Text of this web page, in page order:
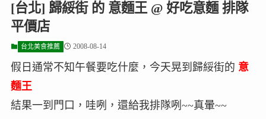
[台北] 歸綏街 的 意麵王 @ 好吃意麵 排隊
平價店
台北美食推薦 2008-08-14
假日通常不知午餐要吃什麼，今天晃到歸綏街的 意
麵王
結果一到門口，哇咧，還給我排隊咧~~真暈~~